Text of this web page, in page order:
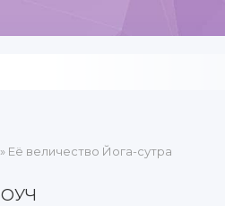
» Её величество Йога-сутра